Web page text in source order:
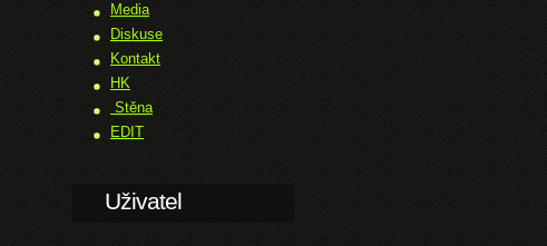
Media
Diskuse
Kontakt
HK
Stěna
EDIT
Uživatel